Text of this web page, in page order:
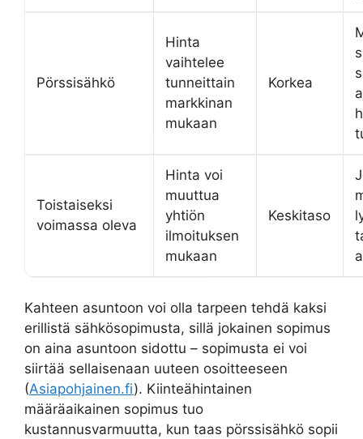
Pörssisähkö
Hinta
vaihtelee
tunneittain
markkinan
mukaan
Korkea
Toistaiseksi
voimassa oleva
Hinta voi
muuttua
yhtiön
ilmoituksen
mukaan
Keskitaso
Kahteen asuntoon voi olla tarpeen tehdä kaksi
erillistä sähkösopimusta, sillä jokainen sopimus
on aina asuntoon sidottu – sopimusta ei voi
siirtää sellaisenaan uuteen osoitteeseen
(Asiapohjainen.fi). Kiinteähintainen
määräaikainen sopimus tuo
kustannusvarmuutta, kun taas pörssisähkö sopii